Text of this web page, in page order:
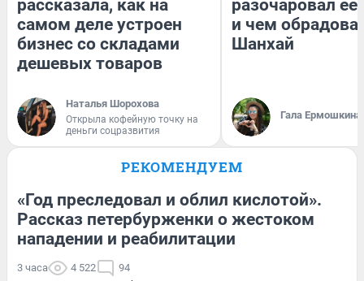
рассказала, как на
самом деле устроен
бизнес со складами
дешевых товаров
Наталья Шорохова
Открыла кофейную точку на
деньги соцразвития
разочаровал
и чем
Шанхай
Гала Ермошкина
РЕКОМЕНДУЕМ
«Год преследовал и облил кислотой».
Рассказ петербурженки о жестоком
нападении и реабилитации
3 часа 4 522 94